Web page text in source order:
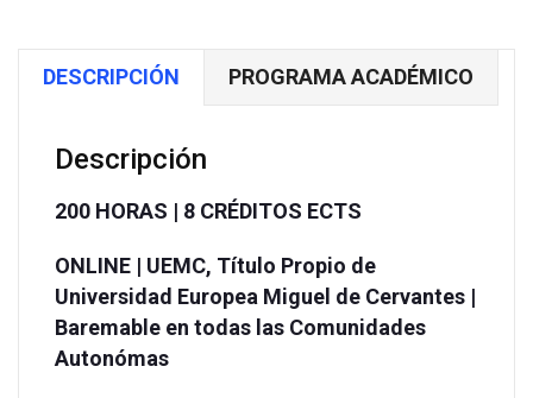
DESCRIPCIÓN PROGRAMA ACADÉMICO
Descripción
200 HORAS | 8 CRÉDITOS ECTS
ONLINE | UEMC, Título Propio de
Universidad Europea Miguel de Cervantes |
Baremable en todas las Comunidades
Autonómas